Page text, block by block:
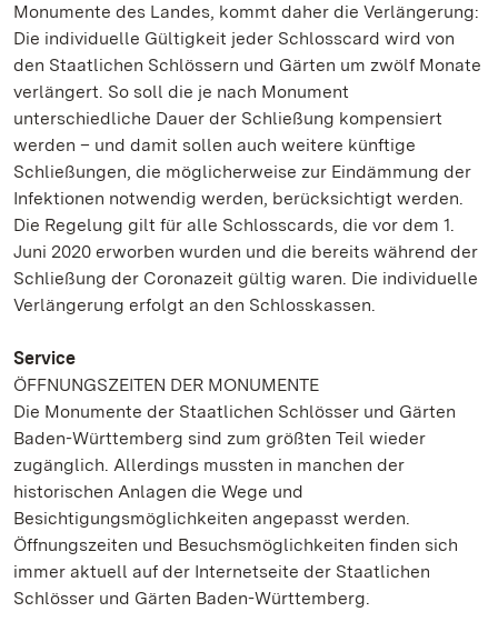
Monumente des Landes, kommt daher die Verlängerung:
Die individuelle Gültigkeit jeder Schlosscard wird von
den Staatlichen Schlössern und Gärten um zwölf Monate
verlängert. So soll die je nach Monument
unterschiedliche Dauer der Schließung kompensiert
werden – und damit sollen auch weitere künftige
Schließungen, die möglicherweise zur Eindämmung der
Infektionen notwendig werden, berücksichtigt werden.
Die Regelung gilt für alle Schlosscards, die vor dem 1.
Juni 2020 erworben wurden und die bereits während der
Schließung der Coronazeit gültig waren. Die individuelle
Verlängerung erfolgt an den Schlosskassen.
Service
ÖFFNUNGSZEITEN DER MONUMENTE
Die Monumente der Staatlichen Schlösser und Gärten
Baden-Württemberg sind zum größten Teil wieder
zugänglich. Allerdings mussten in manchen der
historischen Anlagen die Wege und
Besichtigungsmöglichkeiten angepasst werden.
Öffnungszeiten und Besuchsmöglichkeiten finden sich
immer aktuell auf der Internetseite der Staatlichen
Schlösser und Gärten Baden-Württemberg.